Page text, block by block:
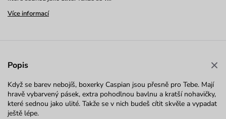
Více informací
Popis
Když se barev nebojíš, boxerky Caspian jsou přesně pro Tebe. Mají
hravě vybarvený pásek, extra pohodlnou bavlnu a kratší nohavičky,
které sednou jako ulité. Takže se v nich budeš cítit skvěle a vypadat
ještě lépe.